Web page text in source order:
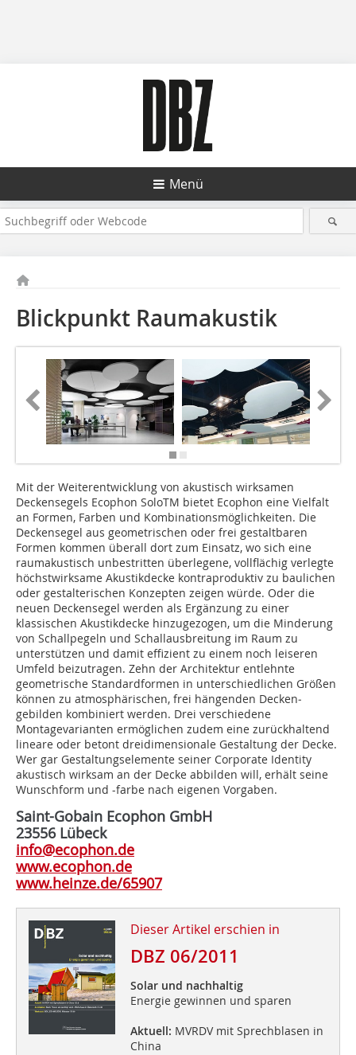
Menü
Blickpunkt Raumakustik
Mit der Weiterentwicklung von akustisch wirksamen
Deckensegels Ecophon SoloTM bietet Ecophon eine Vielfalt
an Formen, Farben und Kombinationsmög­lichkeiten. Die
Deckensegel aus geometrischen oder frei gestalt­baren
Formen kommen überall dort zum Einsatz, wo sich eine
raum­akustisch unbestritten überlegene, vollflächig verlegte
höchstwirk­same Akustikdecke kontraproduktiv zu baulichen
oder gestalterischen Konzepten zeigen würde. Oder die
neuen Decken­segel werden als Ergänzung zu einer
klassischen Akustikdecke hinzugezogen, um die Minderung
von Schallpegeln und Schallaus­breitung im Raum zu
unterstützen und damit effizient zu einem noch leiseren
Umfeld beizutragen. Zehn der Architektur entlehnte
geometrische Standardformen in unterschied­lichen Größen
können zu atmosphärischen, frei hängenden Decken­
gebilden kombiniert werden. Drei verschiedene
Montagevarianten ermöglichen zudem eine zurückhaltend
lineare oder betont drei­dimensionale Gestaltung der Decke.
Wer gar Gestaltungselemente seiner Corporate Identity
akustisch wirksam an der Decke abbilden will, erhält seine
Wunschform und -farbe nach eigenen Vorgaben.
Saint-Gobain Ecophon GmbH
23556 Lübeck
info@ecophon.de
www.ecophon.de
www.heinze.de/65907
Dieser Artikel erschien in
DBZ 06/2011
Solar und nachhaltig
Energie gewinnen und sparen
Aktuell: MVRDV mit Sprechblasen in
China